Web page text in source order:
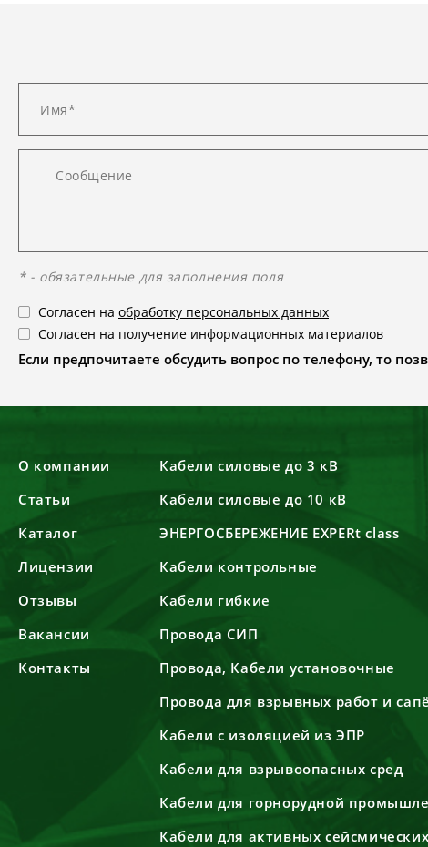
* - обязательные для заполнения поля
Согласен на обработку персональных данных
Согласен на получение информационных материалов
Если предпочитаете обсудить вопрос по телефону, то
О компании
Статьи
Каталог
Лицензии
Отзывы
Вакансии
Контакты
Кабели силовые до 3 кВ
Кабели силовые до 10 кВ
ЭНЕРГОСБЕРЕЖЕНИЕ EXPERt class
Кабели контрольные
Кабели гибкие
Провода СИП
Провода, Кабели установочные
Провода для взрывных работ и
Кабели с изоляцией из ЭПР
Кабели для взрывоопасных сред
Кабели для горнорудной
Кабели для активных